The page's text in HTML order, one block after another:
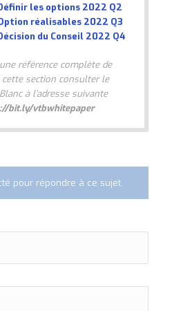
les options 2022 Q2
réalisables 2022 Q3
du Conseil 2022 Q4
référence complète de
section consulter le
à l’adresse suivante
bit.ly/vtbwhitepaper
pour répondre à ce sujet.